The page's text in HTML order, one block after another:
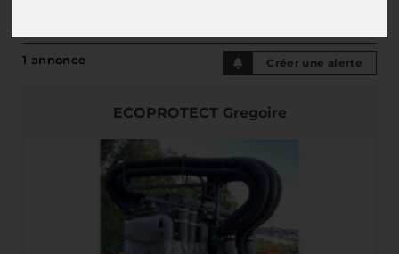
Créer une alerte
1 annonce
ECOPROTECT Gregoire